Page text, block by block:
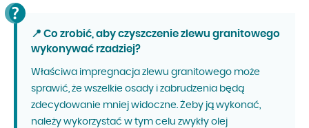
📍 Co zrobić, aby czyszczenie zlewu granitowego
wykonywać rzadziej?
Właściwa impregnacja zlewu granitowego może
sprawić, że wszelkie osady i zabrudzenia będą
zdecydowanie mniej widoczne. Żeby ją wykonać,
należy wykorzystać w tym celu zwykły olej